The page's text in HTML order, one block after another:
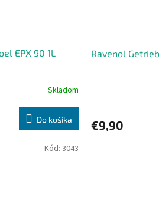
EPX 90 1L
Skladom
Do košíka
Ravenol
€9,90
Kód: 3043